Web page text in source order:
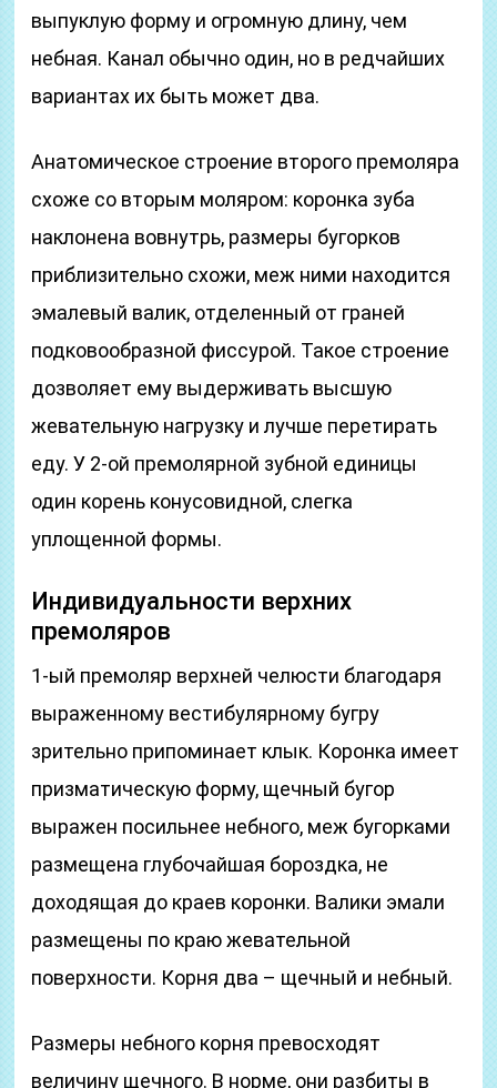
выпуклую форму и огромную длину, чем
небная. Канал обычно один, но в редчайших
вариантах их быть может два.
Анатомическое строение второго премоляра
схоже со вторым моляром: коронка зуба
наклонена вовнутрь, размеры бугорков
приблизительно схожи, меж ними находится
эмалевый валик, отделенный от граней
подковообразной фиссурой. Такое строение
дозволяет ему выдерживать высшую
жевательную нагрузку и лучше перетирать
еду. У 2-ой премолярной зубной единицы
один корень конусовидной, слегка
уплощенной формы.
Индивидуальности верхних
премоляров
1-ый премоляр верхней челюсти благодаря
выраженному вестибулярному бугру
зрительно припоминает клык. Коронка имеет
призматическую форму, щечный бугор
выражен посильнее небного, меж бугорками
размещена глубочайшая бороздка, не
доходящая до краев коронки. Валики эмали
размещены по краю жевательной
поверхности. Корня два – щечный и небный.
Размеры небного корня превосходят
величину щечного. В норме, они разбиты в